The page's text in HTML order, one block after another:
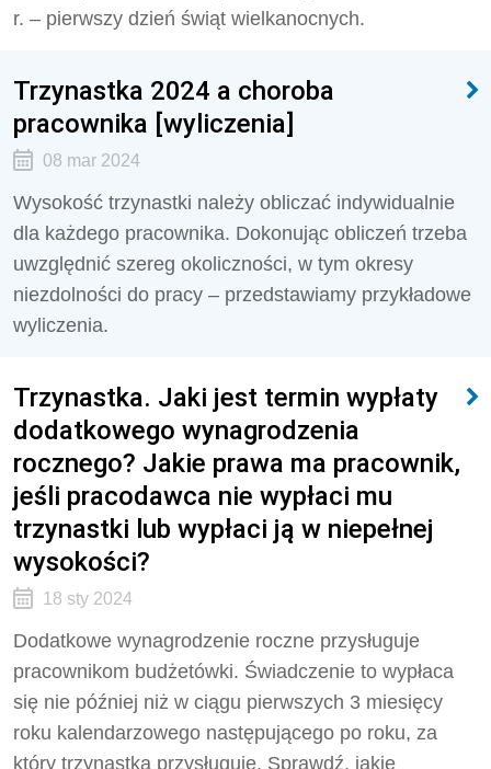
r. – pierwszy dzień świąt wielkanocnych.
Trzynastka 2024 a choroba
pracownika [wyliczenia]
08 mar 2024
Wysokość trzynastki należy obliczać indywidualnie
dla każdego pracownika. Dokonując obliczeń trzeba
uwzględnić szereg okoliczności, w tym okresy
niezdolności do pracy – przedstawiamy przykładowe
wyliczenia.
Trzynastka. Jaki jest termin wypłaty
dodatkowego wynagrodzenia
rocznego? Jakie prawa ma pracownik,
jeśli pracodawca nie wypłaci mu
trzynastki lub wypłaci ją w niepełnej
wysokości?
18 sty 2024
Dodatkowe wynagrodzenie roczne przysługuje
pracownikom budżetówki. Świadczenie to wypłaca
się nie później niż w ciągu pierwszych 3 miesięcy
roku kalendarzowego następującego po roku, za
który trzynastka przysługuje. Sprawdź, jakie